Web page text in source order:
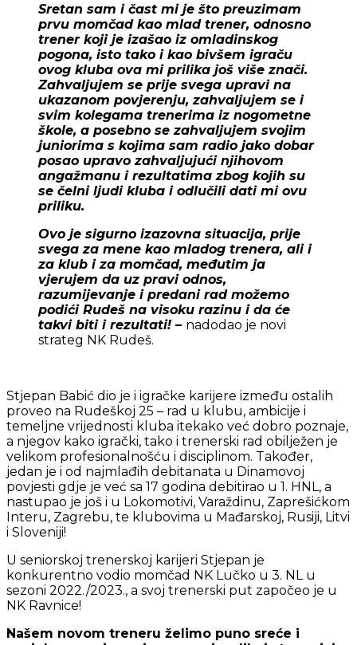
Sretan sam i čast mi je što preuzimam
prvu momčad kao mlad trener, odnosno
trener koji je izašao iz omladinskog
pogona, isto tako i kao bivšem igraču
ovog kluba ova mi prilika još više znači.
Zahvaljujem se prije svega upravi na
ukazanom povjerenju, zahvaljujem se i
svim kolegama trenerima iz nogometne
škole, a posebno se zahvaljujem svojim
juniorima s kojima sam radio jako dobar
posao upravo zahvaljujući njihovom
angažmanu i rezultatima zbog kojih su
se čelni ljudi kluba i odlučili dati mi ovu
priliku.
Ovo je sigurno izazovna situacija, prije
svega za mene kao mladog trenera, ali i
za klub i za momčad, međutim ja
vjerujem da uz pravi odnos,
razumijevanje i predani rad možemo
podići Rudeš na visoku razinu i da će
takvi biti i rezultati! – nadodao je novi
strateg NK Rudeš.
Stjepan Babić dio je i igračke karijere između ostalih
proveo na Rudeškoj 25 – rad u klubu, ambicije i
temeljne vrijednosti kluba itekako već dobro poznaje,
a njegov kako igrački, tako i trenerski rad obilježen je
velikom profesionalnošću i disciplinom. Također,
jedan je i od najmlađih debitanata u Dinamovoj
povjesti gdje je već sa 17 godina debitirao u 1. HNL, a
nastupao je još i u Lokomotivi, Varaždinu, Zaprešićkom
Interu, Zagrebu, te klubovima u Mađarskoj, Rusiji, Litvi
i Sloveniji!
U seniorskoj trenerskoj karijeri Stjepan je
konkurentno vodio momčad NK Lučko u 3. NL u
sezoni 2022./2023., a svoj trenerski put započeo je u
NK Ravnice!
Našem novom treneru želimo puno sreće i